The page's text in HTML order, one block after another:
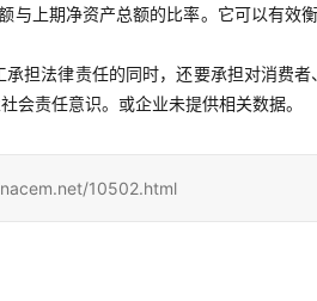
与上期净资产总额的比率。它可以有
担法律责任的同时，还要承担对消费
会责任意识。或企业未提供相关数据。
10502.html